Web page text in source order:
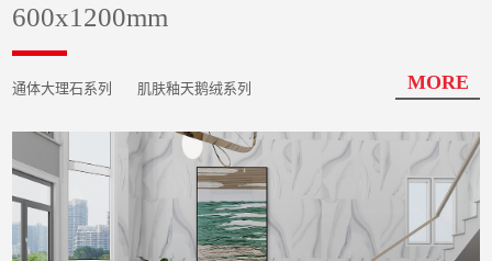
600x1200mm
通体大理石系列 肌肤釉天鹅绒系列 MORE